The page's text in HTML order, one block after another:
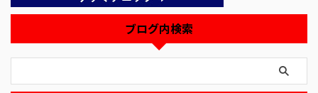
ブログ内検索